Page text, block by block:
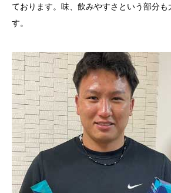
ております。味、飲みやすさという部分も
す。